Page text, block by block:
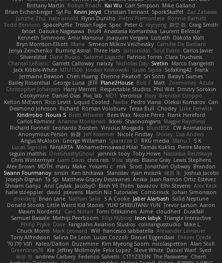
Brittany Martin Robyn Roach Kai Wu Carr Simpson Mike Galland
Brian Eichenberger Syl Pu Kevin Jeryd Christian Tennant SporkSkaffel
Zac Zabawa
Junzhe Zhu nate arnold Flynn Duniho Pietro Piemontese Ronnie Barnett
Todd Bennion SpacePuffle Tristan Fogle Spec Peter G rayryeng 鸝瑩 魏 Craig Smith
fatcat Daisuke Nagasawa Bruf4 Anastasia Komaritska Laurent Belcour
Kenneth Simmons Amir Mansour Joaquim Vergara Lizbeth Dakota Klatt
Bryn Morrison-Elliott Mana Simeon Milkov Velchevsky Camille De Bastiani
Jenya Zenchenko Burning Astral Three Hats Jamonidas Soul Evans Carlos Javier
Silverelitist Dane Bucao Salomé Lagarde Patricio Torres Clara Truchsess
Chantal LeBlanc Garrett Calloway nøixzy Nicholas Day Svetlin
Marco Evangelisti
Jack Kibble-White MTU1500 Jordan Krakowski Juuso Sipilä SofaKing42 Frank
Jermaine Dawson Chen Huang Étienne Pikatoff Sri Sonti Bassy's Games
Bailey Rosenthal George Luna JEFF Plane2House Bob F Matt Zoemoney Azula
Christopher Johansen Harry Merrett Respectable Studios Phil Wilt Dmitry Sorokin
Cookymine Daniel Dias Pixi_lab MD1 Veronica Rory Brendan Droppo
Kelton McEwen Rico Levitt Liquid Cooled Nadia Pedro Viana Oleksii Komarov Can
Desmond Johnson Richard Roman Volobuev Teraa Bull Chodey Luke Fenwick
Xindrrobo Noura S Brett Wheeler Bees Wax Nicole Pérez Frank Hereford
Carlos Ramírez Arianna Montanari Ikkeii Shannonigans Maggie Raycheva
Richard Funnell Leonardo Borsten Vinicius Morgado BluntBSE CW Animations
Anonymous Person 鈴葵 Jeff Kraemer Nicole Findlay Shirley Lisa Anders
Angus McAloon George Willaman Sparazza D RKG media Manu T S K
Lucas Signoles NinjARTA Mohamedmoawad Hilal Tamás Kuklics Pierre Moore
seguin matthis OneGhastlyGhoul yannick tooy Toby Howe Nastassia Reutskaya
Chris Wintermyer Liam Davis chris reis Ross styles Blaine Gray Lewis Stephens
Alex Brown MDTH maru Make Yokami c: mik Scott Jonathan Ojibway Brandon
Swann Fourmanoy sinsin Ken Ishikawa Stanislav ryan mrazik 峻辰 朱
Joshua Jacobs
Joseph Dignan Ta Sp Matthew-Gracey Desravines Anika Juan Ramón Ortiz Estévez
Shivam Ganju Anıl Çaylak JacobyO Bình Võ Thiên bavazov Elhi Stevens Alec Keck
halle stoeppler david jstevens Martín Niz Tutoriales Combrinck Johan Simonsson
dokiderg Brian Lane Nathan Salla S A Cooke Jaber Alarbash Solid Neptune
Donald Stooks Little Weird Kid Stories YUKI SHIBUTANI/ YUN Trevor Larson Aaron
Maxim Nordentz
Caio Notari Tomi Ollikainen Aimé cloudhed
Duskfall
Samuel Bassale Mathijs Peerboom Filip Nyborg leon labyk Triangle Interactive
Philip Pryke Dave Fangzahn Aviation Studios colinangusstudio Mike L.
Chuck Morris Mark Leonard Will francesco sabbatella Alexander Leinauer
Tony Alfredsson Salina De Leon Lucas Cozzoli Daniel Eijgendaal Eliézer Ojeda
תמר פלג טל
Kaleo/Dalton Duzemine Kim Myeong Soom nicolaspetton Alan Stoll
Greenlines78
Kie Jeffrey McIlmoyle Felix Lopez Steve White Daniel Warf Syed
혜영 전 andrew Carbery Federico Salvetti C1T1Z333N The Paraverse Chem